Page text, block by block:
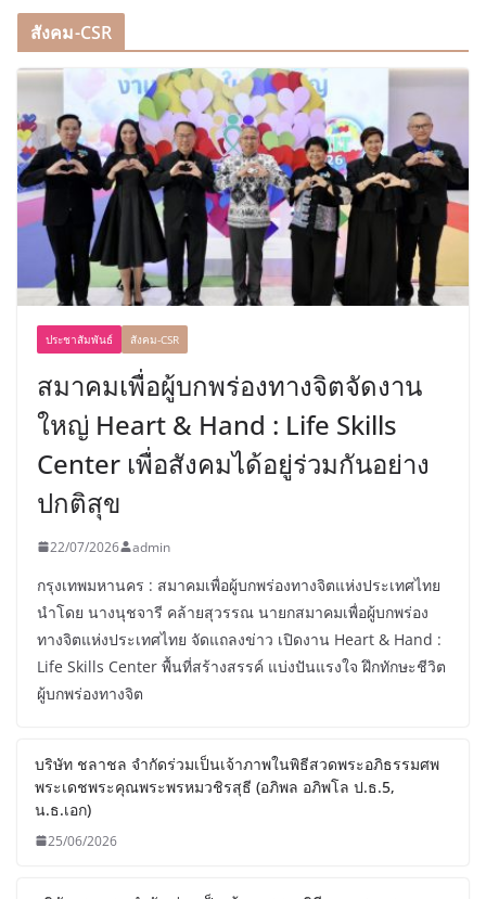
สังคม-CSR
ประชาสัมพันธ์ สังคม-CSR
สมาคมเพื่อผู้บกพร่องทางจิตจัดงาน
ใหญ่ Heart & Hand : Life Skills
Center เพื่อสังคมได้อยู่ร่วมกันอย่าง
ปกติสุข
22/07/2026 admin
กรุงเทพมหานคร : สมาคมเพื่อผู้บกพร่องทางจิตแห่งประเทศไทย
นำโดย นางนุชจารี คล้ายสุวรรณ นายกสมาคมเพื่อผู้บกพร่อง
ทางจิตแห่งประเทศไทย จัดแถลงข่าว เปิดงาน Heart & Hand :
Life Skills Center พื้นที่สร้างสรรค์ แบ่งปันแรงใจ ฝึกทักษะชีวิต
ผู้บกพร่องทางจิต
บริษัท ชลาชล จำกัดร่วมเป็นเจ้าภาพในพิธีสวดพระอภิธรรมศพ
พระเดชพระคุณพระพรหมวชิรสุธี (อภิพล อภิพโล ป.ธ.5,
น.ธ.เอก)
25/06/2026